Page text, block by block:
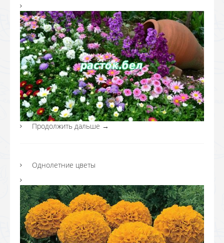
Продолжить дальше →
Однолетние цветы